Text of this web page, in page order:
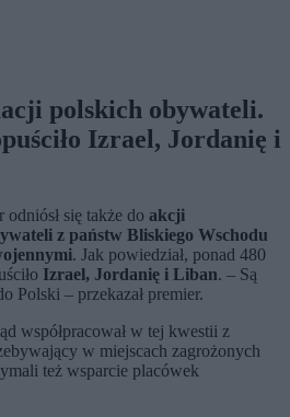
polskich obywateli.
Izrael, Jordanię i
się także do akcji
z państw Bliskiego Wschodu
. Jak powiedział, ponad 480
Izrael, Jordanię i Liban. – Są
Polski – przekazał premier.
współpracował w tej kwestii z
w miejscach zagrożonych
też wsparcie placówek